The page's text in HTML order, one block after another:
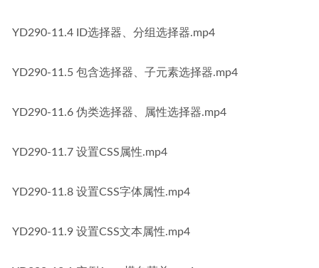
YD290-11.4 ID选择器、分组选择器.mp4
YD290-11.5 包含选择器、子元素选择器.mp4
YD290-11.6 伪类选择器、属性选择器.mp4
YD290-11.7 设置CSS属性.mp4
YD290-11.8 设置CSS字体属性.mp4
YD290-11.9 设置CSS文本属性.mp4